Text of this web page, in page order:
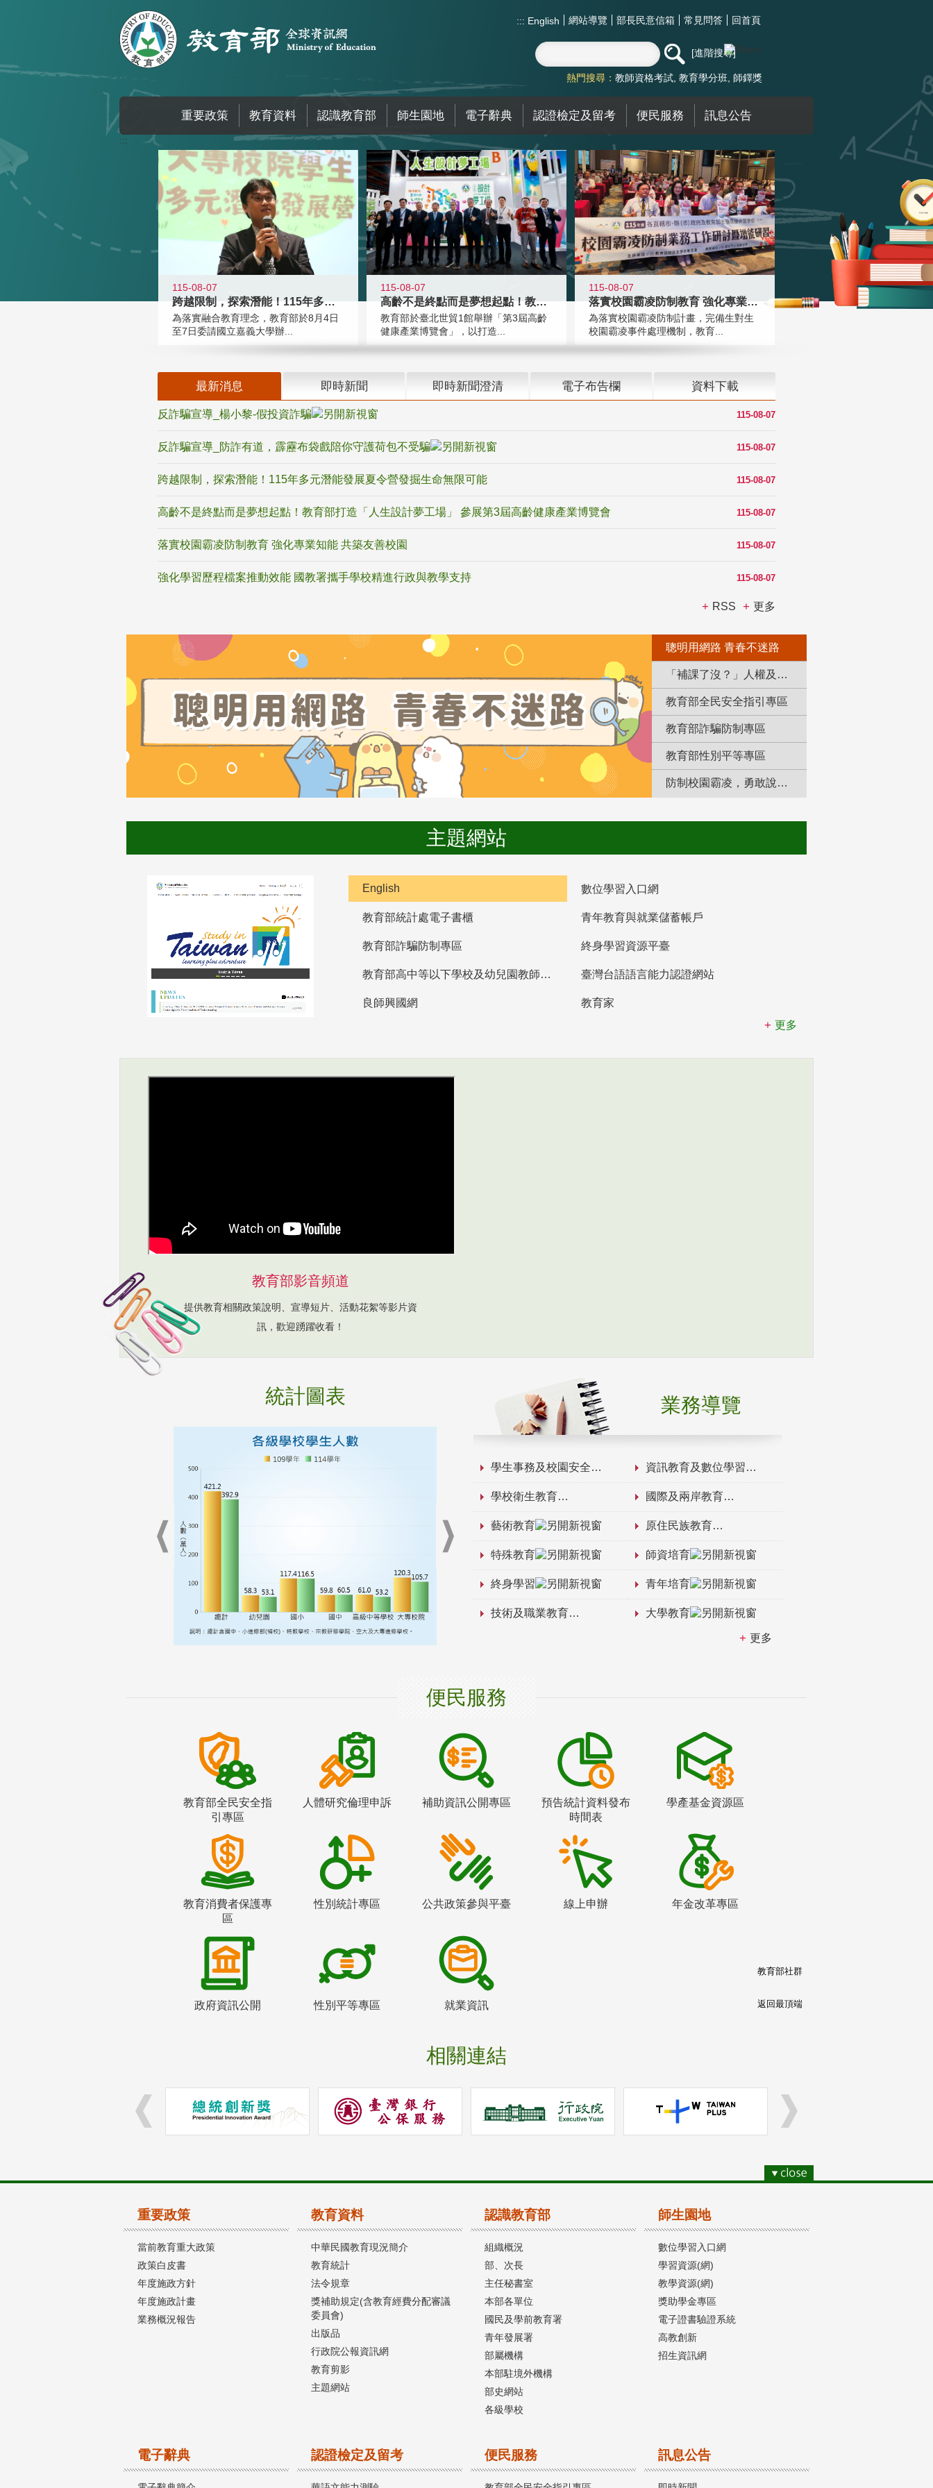
::: English 網站導覽 部長民意信箱 常見問答 回首頁
進階搜尋
熱門搜尋： 教師資格考試 教育學分班 師鐸獎
重要政策 教育資料 認識教育部 師生園地 電子辭典 認證檢定及留考 便民服務 訊息公告
:::
115-08-07
跨越限制，探索潛能！115年多元潛
為落實融合教育理念，教育部於8月4日
至7日委請國立嘉義大學辦...
115-08-07
高齡不是終點而是夢想起點！教育部打
教育部於臺北世貿1館舉辦「第3屆高齡
健康產業博覽會」，以打造...
115-08-07
落實校園霸凌防制教育 強化專業知能
為落實校園霸凌防制計畫，完備生對生
校園霸凌事件處理機制，教育...
最新消息 即時新聞 即時新聞澄清 電子布告欄 資料下載
115-08-07
反詐騙宣導_楊小黎-假投資詐騙
115-08-07
反詐騙宣導_防詐有道，霹靂布袋戲陪你守護荷包不受騙
115-08-07
跨越限制，探索潛能！115年多元潛能發展夏令營發掘生命無限可能
115-08-07
高齡不是終點而是夢想起點！教育部打造「人生設計夢工場」 參展第3屆高齡健康產業博覽會
115-08-07
落實校園霸凌防制教育 強化專業知能 共築友善校園
115-08-07
強化學習歷程檔案推動效能 國教署攜手學校精進行政與教學支持
RSS 更多
聰明用網路 青春不迷路
「補課了沒？」人權及轉型正義教育專區
教育部全民安全指引專區
教育部詐騙防制專區
教育部性別平等專區
防制校園霸凌，勇敢說出來！
主題網站
English 數位學習入口網
教育部統計處電子書櫃 青年教育與就業儲蓄帳戶
教育部詐騙防制專區 終身學習資源平臺
教育部高中等以下學校及幼兒園教師資格檢定考試 臺灣台語語言能力認證網站
良師興國網
教育家
更多
教育部影音頻道
提供教育相關政策說明、宣導短片、活動花絮等影片資
訊，歡迎踴躍收看！
統計圖表 業務導覽
學生事務及校園安全 資訊教育及數位學習
學校衛生教育 國際及兩岸教育
藝術教育 原住民族教育
特殊教育 師資培育
終身學習 青年培育
技術及職業教育 大學教育
更多
便民服務
教育部全民安全指
引專區
人體研究倫理申訴 補助資訊公開專區
預告統計資料發布
時間表
學產基金資源區
教育消費者保護專
區
性別統計專區 公共政策參與平臺 線上申辦 年金改革專區
政府資訊公開 性別平等專區 就業資訊
相關連結
教育部社群
返回最頂端
重要政策
當前教育重大政策
政策白皮書
年度施政方針
年度施政計畫
業務概況報告
教育資料
中華民國教育現況簡介
教育統計
法令規章
獎補助規定(含教育經費分配審議
委員會)
出版品
行政院公報資訊網
教育剪影
主題網站
認識教育部
組織概況
部、次長
主任秘書室
本部各單位
國民及學前教育署
青年發展署
部屬機構
本部駐境外機構
部史網站
各級學校
師生園地
數位學習入口網
學習資源(網)
教學資源(網)
獎助學金專區
電子證書驗證系統
高教創新
招生資訊網
電子辭典 認證檢定及留考 便民服務 訊息公告